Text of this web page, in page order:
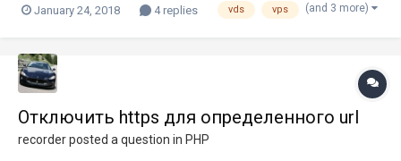
Тарифные планы ONLY SSD, включающих себя размещение VPS
January 24, 2018 4 replies vds vps (and 3 more)
Отключить https для определенного url
recorderposted a question in PHP